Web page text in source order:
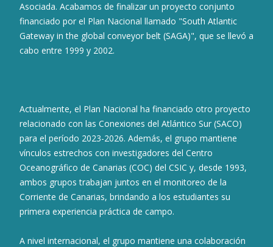
Asociada. Acabamos de finalizar un proyecto conjunto
financiado por el Plan Nacional llamado "South Atlantic
Gateway in the global conveyor belt (SAGA)", que se llevó a
cabo entre 1999 y 2002.
Actualmente, el Plan Nacional ha financiado otro proyecto
relacionado con las Conexiones del Atlántico Sur (SACO)
para el período 2023-2026. Además, el grupo mantiene
vínculos estrechos con investigadores del Centro
Oceanográfico de Canarias (COC) del CSIC y, desde 1993,
ambos grupos trabajan juntos en el monitoreo de la
Corriente de Canarias, brindando a los estudiantes su
primera experiencia práctica de campo.
A nivel internacional, el grupo mantiene una colaboración